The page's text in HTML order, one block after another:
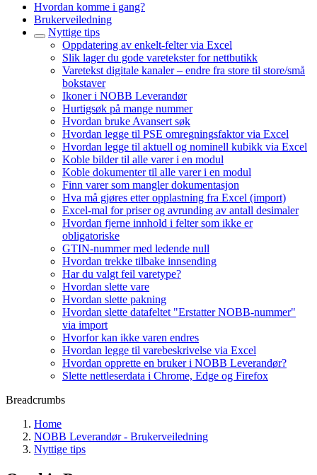
Hvordan komme i gang?
Brukerveiledning
Nyttige tips
Oppdatering av enkelt-felter via Excel
Slik lager du gode varetekster for nettbutikk
Varetekst digitale kanaler – endre fra store til store/små
bokstaver
Ikoner i NOBB Leverandør
Hurtigsøk på mange nummer
Hvordan bruke Avansert søk
Hvordan legge til PSE omregningsfaktor via Excel
Hvordan legge til aktuell og nominell kubikk via Excel
Koble bilder til alle varer i en modul
Koble dokumenter til alle varer i en modul
Finn varer som mangler dokumentasjon
Hva må gjøres etter opplastning fra Excel (import)
Excel-mal for priser og avrunding av antall desimaler
Hvordan fjerne innhold i felter som ikke er
obligatoriske
GTIN-nummer med ledende null
Hvordan trekke tilbake innsending
Har du valgt feil varetype?
Hvordan slette vare
Hvordan slette pakning
Hvordan slette datafeltet "Erstatter NOBB-nummer"
via import
Hvorfor kan ikke varen endres
Hvordan legge til varebeskrivelse via Excel
Hvordan opprette en bruker i NOBB Leverandør?
Slette nettleserdata i Chrome, Edge og Firefox
Breadcrumbs
Home
NOBB Leverandør - Brukerveiledning
Nyttige tips